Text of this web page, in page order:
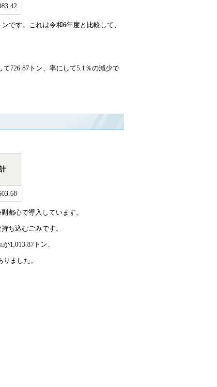
です。これは令和6年度と比較して、
726.87トン、率にして5.1％の減少で
都心で導入しています。
ち込むごみです。
1,013.87トン、
ました。